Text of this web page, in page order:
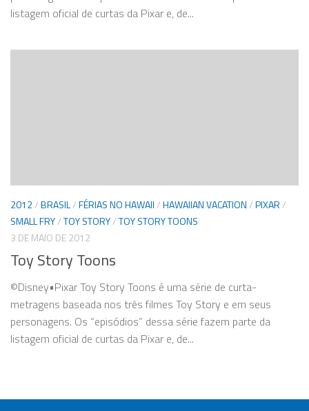
listagem oficial de curtas da Pixar e, de...
2012/BRASIL/FÉRIAS NO HAWAII/HAWAIIAN VACATION/PIXAR/
SMALL FRY/TOY STORY/TOY STORY TOONS
3 DE MAIO DE 2012
Toy Story Toons
©Disney•Pixar Toy Story Toons é uma série de curta-
metragens baseada nos três filmes Toy Story e em seus
personagens. Os “episódios” dessa série fazem parte da
listagem oficial de curtas da Pixar e, de...